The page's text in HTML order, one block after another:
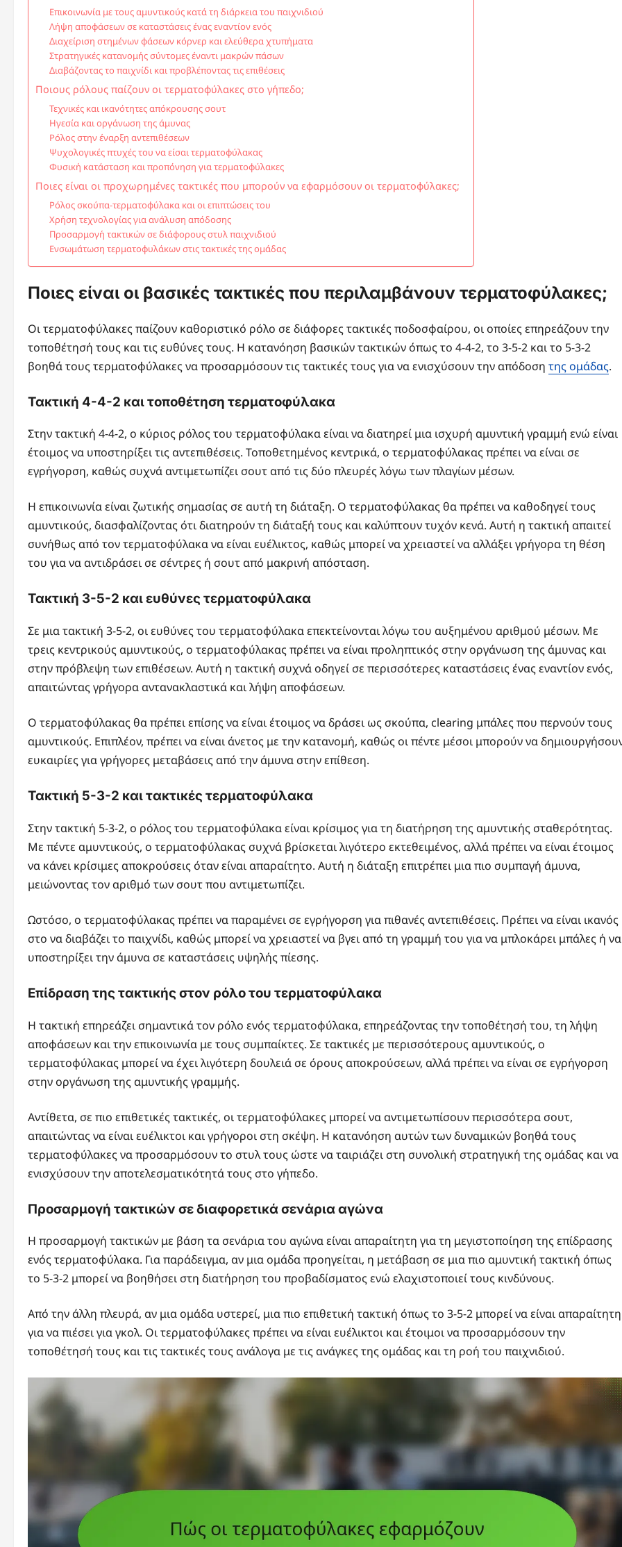
Επικοινωνία με τους αμυντικούς κατά τη διάρκεια του παιχνιδιού
Λήψη αποφάσεων σε καταστάσεις ένας εναντίον ενός
Διαχείριση στημένων φάσεων κόρνερ και ελεύθερα χτυπήματα
Στρατηγικές κατανομής σύντομες έναντι μακρών πάσων
Διαβάζοντας το παιχνίδι και προβλέποντας τις επιθέσεις
Ποιους ρόλους παίζουν οι τερματοφύλακες στο γήπεδο;
Τεχνικές και ικανότητες απόκρουσης σουτ
Ηγεσία και οργάνωση της άμυνας
Ρόλος στην έναρξη αντεπιθέσεων
Ψυχολογικές πτυχές του να είσαι τερματοφύλακας
Φυσική κατάσταση και προπόνηση για τερματοφύλακες
Ποιες είναι οι προχωρημένες τακτικές που μπορούν να εφαρμόσουν οι τερματοφύλακες;
Ρόλος σκούπα-τερματοφύλακα και οι επιπτώσεις του
Χρήση τεχνολογίας για ανάλυση απόδοσης
Προσαρμογή τακτικών σε διάφορους στυλ παιχνιδιού
Ενσωμάτωση τερματοφυλάκων στις τακτικές της ομάδας
Ποιες είναι οι βασικές τακτικές που περιλαμβάνουν τερματοφύλακες;
Οι τερματοφύλακες παίζουν καθοριστικό ρόλο σε διάφορες τακτικές ποδοσφαίρου, οι οποίες επηρεάζουν την
τοποθέτησή τους και τις ευθύνες τους. Η κατανόηση βασικών τακτικών όπως το 4-4-2, το 3-5-2 και το 5-3-2
βοηθά τους τερματοφύλακες να προσαρμόσουν τις τακτικές τους για να ενισχύσουν την απόδοση της ομάδας.
Τακτική 4-4-2 και τοποθέτηση τερματοφύλακα
Στην τακτική 4-4-2, ο κύριος ρόλος του τερματοφύλακα είναι να διατηρεί μια ισχυρή αμυντική γραμμή ενώ είναι
έτοιμος να υποστηρίξει τις αντεπιθέσεις. Τοποθετημένος κεντρικά, ο τερματοφύλακας πρέπει να είναι σε
εγρήγορση, καθώς συχνά αντιμετωπίζει σουτ από τις δύο πλευρές λόγω των πλαγίων μέσων.
Η επικοινωνία είναι ζωτικής σημασίας σε αυτή τη διάταξη. Ο τερματοφύλακας θα πρέπει να καθοδηγεί τους
αμυντικούς, διασφαλίζοντας ότι διατηρούν τη διάταξή τους και καλύπτουν τυχόν κενά. Αυτή η τακτική απαιτεί
συνήθως από τον τερματοφύλακα να είναι ευέλικτος, καθώς μπορεί να χρειαστεί να αλλάξει γρήγορα τη θέση
του για να αντιδράσει σε σέντρες ή σουτ από μακρινή απόσταση.
Τακτική 3-5-2 και ευθύνες τερματοφύλακα
Σε μια τακτική 3-5-2, οι ευθύνες του τερματοφύλακα επεκτείνονται λόγω του αυξημένου αριθμού μέσων. Με
τρεις κεντρικούς αμυντικούς, ο τερματοφύλακας πρέπει να είναι προληπτικός στην οργάνωση της άμυνας και
στην πρόβλεψη των επιθέσεων. Αυτή η τακτική συχνά οδηγεί σε περισσότερες καταστάσεις ένας εναντίον ενός,
απαιτώντας γρήγορα αντανακλαστικά και λήψη αποφάσεων.
Ο τερματοφύλακας θα πρέπει επίσης να είναι έτοιμος να δράσει ως σκούπα, clearing μπάλες που περνούν τους
αμυντικούς. Επιπλέον, πρέπει να είναι άνετος με την κατανομή, καθώς οι πέντε μέσοι μπορούν να
ευκαιρίες για γρήγορες μεταβάσεις από την άμυνα στην επίθεση.
Τακτική 5-3-2 και τακτικές τερματοφύλακα
Στην τακτική 5-3-2, ο ρόλος του τερματοφύλακα είναι κρίσιμος για τη διατήρηση της αμυντικής σταθερότητας.
Με πέντε αμυντικούς, ο τερματοφύλακας συχνά βρίσκεται λιγότερο εκτεθειμένος, αλλά πρέπει να είναι έτοιμος
να κάνει κρίσιμες αποκρούσεις όταν είναι απαραίτητο. Αυτή η διάταξη επιτρέπει μια πιο συμπαγή άμυνα,
μειώνοντας τον αριθμό των σουτ που αντιμετωπίζει.
Ωστόσο, ο τερματοφύλακας πρέπει να παραμένει σε εγρήγορση για πιθανές αντεπιθέσεις. Πρέπει να είναι ικανός
στο να διαβάζει το παιχνίδι, καθώς μπορεί να χρειαστεί να βγει από τη γραμμή του για να μπλοκάρει μπάλες ή να
υποστηρίξει την άμυνα σε καταστάσεις υψηλής πίεσης.
Επίδραση της τακτικής στον ρόλο του τερματοφύλακα
Η τακτική επηρεάζει σημαντικά τον ρόλο ενός τερματοφύλακα, επηρεάζοντας την τοποθέτησή του, τη λήψη
αποφάσεων και την επικοινωνία με τους συμπαίκτες. Σε τακτικές με περισσότερους αμυντικούς, ο
τερματοφύλακας μπορεί να έχει λιγότερη δουλειά σε όρους αποκρούσεων, αλλά πρέπει να είναι σε εγρήγορση
στην οργάνωση της αμυντικής γραμμής.
Αντίθετα, σε πιο επιθετικές τακτικές, οι τερματοφύλακες μπορεί να αντιμετωπίσουν περισσότερα σουτ,
απαιτώντας να είναι ευέλικτοι και γρήγοροι στη σκέψη. Η κατανόηση αυτών των δυναμικών βοηθά τους
τερματοφύλακες να προσαρμόσουν το στυλ τους ώστε να ταιριάζει στη συνολική στρατηγική της ομάδας και να
ενισχύσουν την αποτελεσματικότητά τους στο γήπεδο.
Προσαρμογή τακτικών σε διαφορετικά σενάρια αγώνα
Η προσαρμογή τακτικών με βάση τα σενάρια του αγώνα είναι απαραίτητη για τη μεγιστοποίηση της επίδρασης
ενός τερματοφύλακα. Για παράδειγμα, αν μια ομάδα προηγείται, η μετάβαση σε μια πιο αμυντική τακτική όπως
το 5-3-2 μπορεί να βοηθήσει στη διατήρηση του προβαδίσματος ενώ ελαχιστοποιεί τους κινδύνους.
Από την άλλη πλευρά, αν μια ομάδα υστερεί, μια πιο επιθετική τακτική όπως το 3-5-2 μπορεί να είναι απαραίτητη
για να πιέσει για γκολ. Οι τερματοφύλακες πρέπει να είναι ευέλικτοι και έτοιμοι να προσαρμόσουν την
τοποθέτησή τους και τις τακτικές τους ανάλογα με τις ανάγκες της ομάδας και τη ροή του παιχνιδιού.